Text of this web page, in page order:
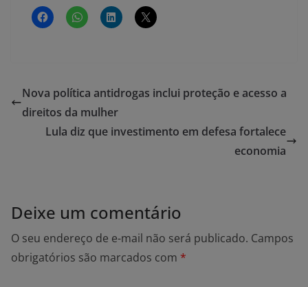
Nova política antidrogas inclui proteção e acesso a
direitos da mulher
Lula diz que investimento em defesa fortalece
economia
Deixe um comentário
O seu endereço de e-mail não será publicado. Campos
obrigatórios são marcados com *